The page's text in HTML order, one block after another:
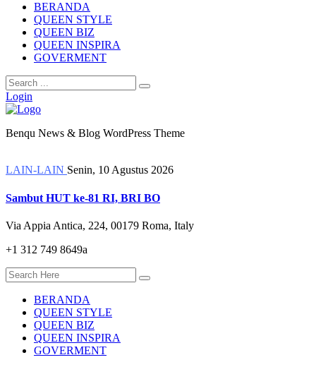
BERANDA
QUEEN STYLE
QUEEN BIZ
QUEEN INSPIRA
GOVERMENT
Login
Benqu News & Blog WordPress Theme
LAIN-LAIN Senin, 10 Agustus 2026
Sambut HUT ke-81 RI, BRI BO
Via Appia Antica, 224, 00179 Roma, Italy
+1 312 749 8649a
BERANDA
QUEEN STYLE
QUEEN BIZ
QUEEN INSPIRA
GOVERMENT